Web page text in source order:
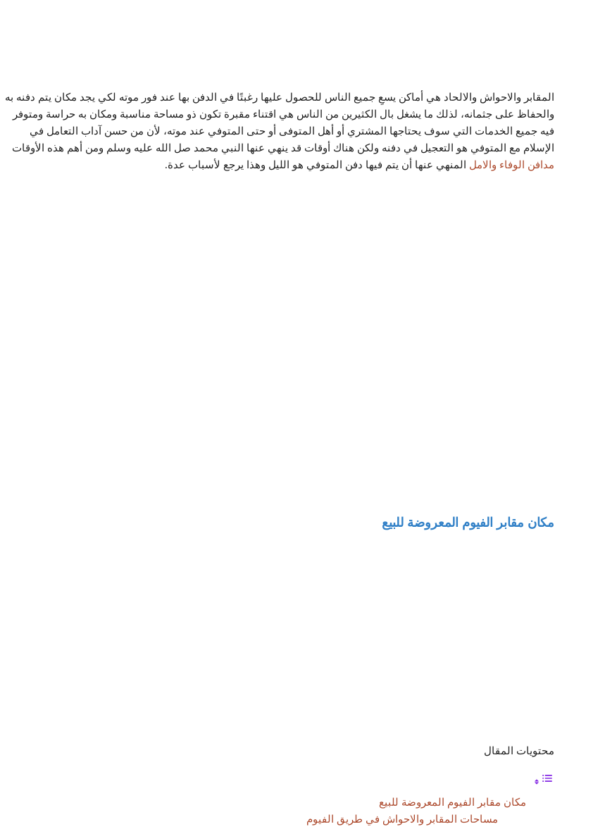
المقابر والاحواش والالحاد هي أماكن يسعِ جميع الناس للحصول عليها رغبتًا في الدفن بها عند فور موته لكي يجد مكان يتم دفنه به
والحفاظ على جثمانه، لذلك ما يشغل بال الكثيرين من الناس هي اقتناء مقبرة تكون ذو مساحة مناسبة ومكان به حراسة ومتوفر
فيه جميع الخدمات التي سوف يحتاجها المشتري أو أهل المتوفى أو حتى المتوفي عند موته، لأن من حسن آداب التعامل في
الإسلام مع المتوفي هو التعجيل في دفنه ولكن هناك أوقات قد ينهي عنها النبي محمد صل الله عليه وسلم ومن أهم هذه الأوقات
مدافن الوفاء والامل المنهي عنها أن يتم فيها دفن المتوفي هو الليل وهذا يرجع لأسباب عدة.
مكان مقابر الفيوم المعروضة للبيع
محتويات المقال
مكان مقابر الفيوم المعروضة للبيع
مساحات المقابر والاحواش في طريق الفيوم